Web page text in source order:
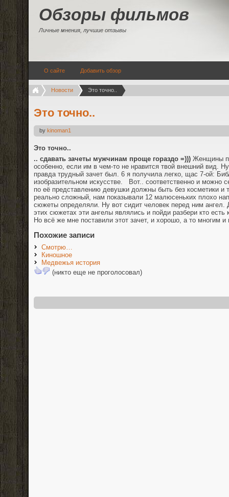
Обзоры фильмов
Личные мнения, лучшие отзывы
О сайте Добавить обзор
Новости Это точно..
Это точно..
by kinoman1
Это точно..
.. сдавать зачеты мужчинам проще гораздо =))) Женщины
особенно, если им в чем-то не нравится твой внешний вид.
правда трудный зачет был. 6 я получила легко, щас 7-ой:
изобразительном искусстве. Вот.. соответственно и можно
по её представлению девушки должны быть без косметики и
реально сложный, нам показывали 12 малюсеньких плохо
сюжеты определяли. Ну вот сидит человек перед ним ангел.
этих сюжетах эти ангелы являлись и пойди разбери кто есть
Но всё же мне поставили этот зачет, и хорошо, а то многим и
Похожие записи
Смотрю…
Киношное
Медвежья история
(никто еще не проголосовал)